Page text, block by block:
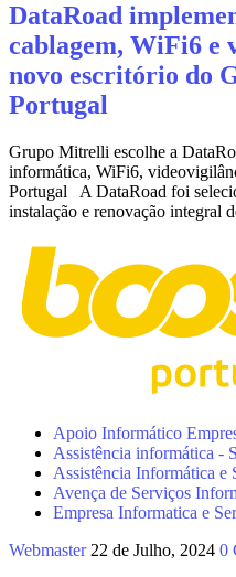
DataRoad
cablagem, WiFi6 e
novo escritório do
Portugal
Grupo Mitrelli escolhe a
informática, WiFi6,
Portugal A DataRoad foi
instalação e renovação integral
Apoio Informático
Assistência informática -
Assistência Informática e
Avença de Serviços
Empresa Informatica e
Webmaster 22 de Julho, 2024 0